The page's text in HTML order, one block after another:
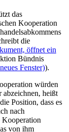
das
Kooperation
die
öffnet ein
Bündnis
Fenster)).
würden
abzeichnen, heißt
Position, dass es
nach
Kooperation
von ihm